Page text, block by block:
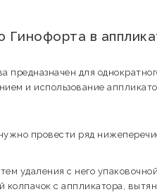
Гинофорта в
предназначен для
и использование
провести ряд
удаления с него
с аппликатора,